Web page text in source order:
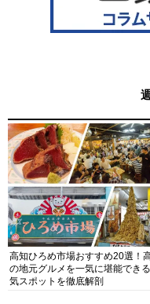
高知ひろめ市場おすすめ20選！
の地元グルメを一気に堪能でき
気スポットを徹底解剖